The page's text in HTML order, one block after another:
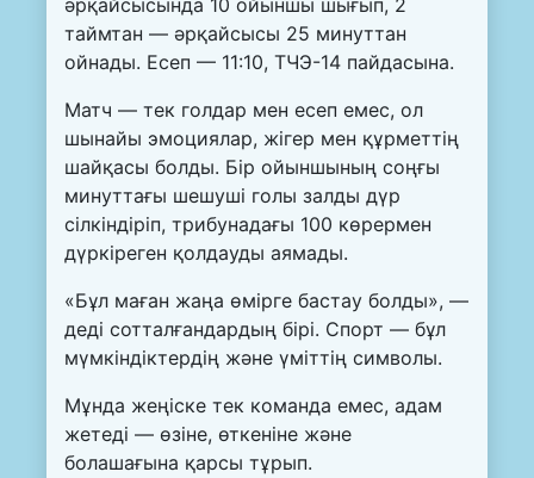
әрқайсысында 10 ойыншы шығып, 2
таймтан — әрқайсысы 25 минуттан
ойнады. Есеп — 11:10, ТЧЭ-14 пайдасына.
Матч — тек голдар мен есеп емес, ол
шынайы эмоциялар, жігер мен құрметтің
шайқасы болды. Бір ойыншының соңғы
минуттағы шешуші голы залды дүр
сілкіндіріп, трибунадағы 100 көрермен
дүркіреген қолдауды аямады.
«Бұл маған жаңа өмірге бастау болды», —
деді сотталғандардың бірі. Спорт — бұл
мүмкіндіктердің және үміттің символы.
Мұнда жеңіске тек команда емес, адам
жетеді — өзіне, өткеніне және
болашағына қарсы тұрып.